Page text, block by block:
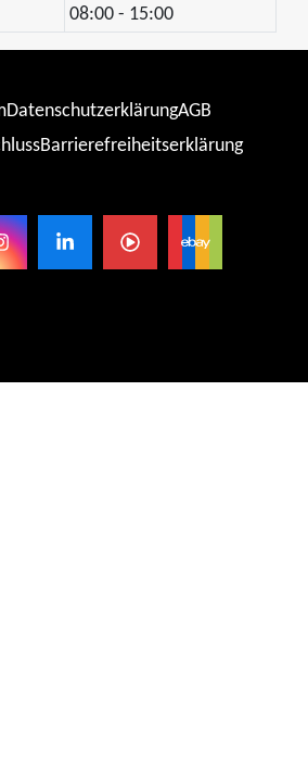
08:00 - 15:00
DatenschutzerklärungAGB
Barrierefreiheitserklärung